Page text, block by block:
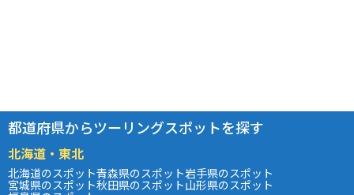
都道府県からツーリングスポットを探す
北海道・東北
北海道のスポット青森県のスポット岩手県のスポット
宮城県のスポット秋田県のスポット山形県のスポット